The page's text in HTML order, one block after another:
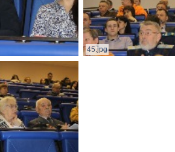
45.jpg